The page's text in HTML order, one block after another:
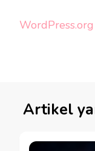
WordPress.org
Artikel